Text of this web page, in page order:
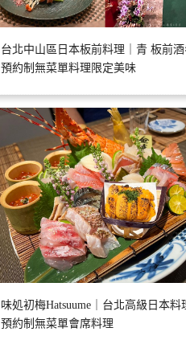
台北中山區日本板前料理｜青 板前酒
預約制無菜單料理限定美味
味処初梅Hatsuume｜台北高級日本料
預約制無菜單會席料理